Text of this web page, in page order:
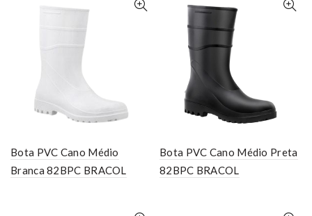
Bota PVC Cano Médio
Branca 82BPC BRACOL
Bota PVC Cano Médio Preta
82BPC BRACOL